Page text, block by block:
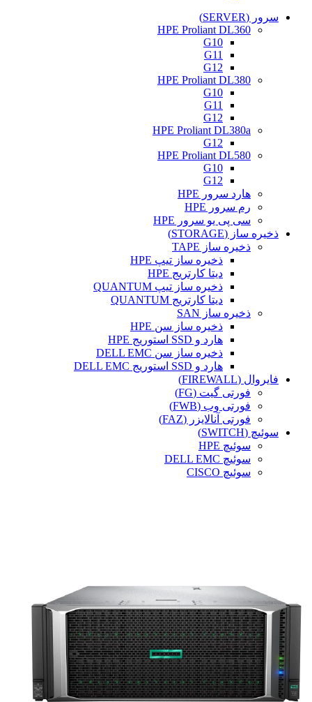
سرور (SERVER)
HPE Proliant DL360
G10
G11
G12
HPE Proliant DL380
G10
G11
G12
HPE Proliant DL380a
G12
HPE Proliant DL580
G10
G12
هارد سرور HPE
رم سرور HPE
سی پی یو سرور HPE
ذخیره ساز (STORAGE)
ذخیره ساز TAPE
ذخیره ساز تیپ HPE
دیتا کارتریج HPE
ذخیره ساز تیپ QUANTUM
دیتا کارتریج QUANTUM
ذخیره ساز SAN
ذخیره ساز سن HPE
هارد و SSD استوریج HPE
ذخیره ساز سن DELL EMC
هارد و SSD استوریج DELL EMC
فایروال (FIREWALL)
فورتی گیت (FG)
فورتی وب (FWB)
فورتی آنالایزر (FAZ)
سوئیچ (SWITCH)
سوئیچ HPE
سوئیچ DELL EMC
سوئیچ CISCO